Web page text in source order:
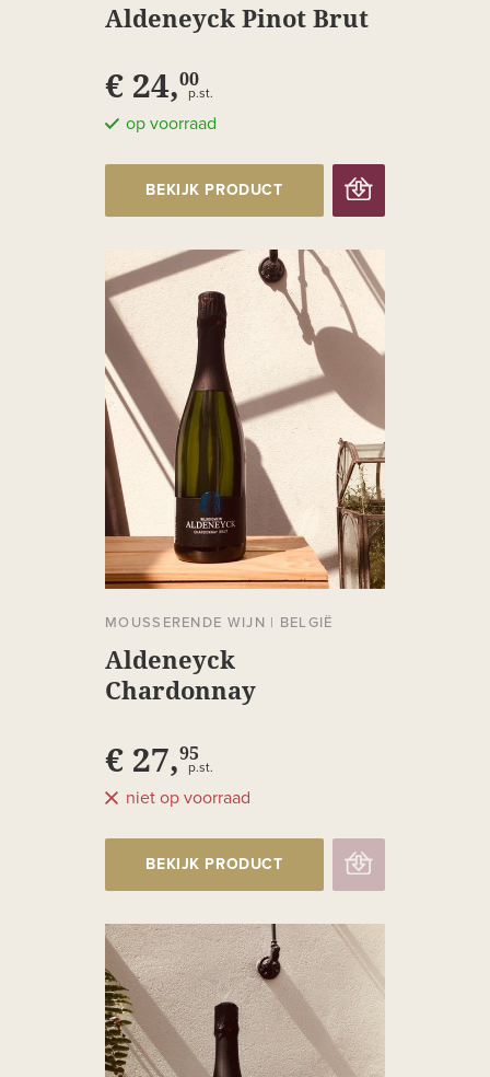
Aldeneyck Pinot Brut
€ 24,00
p.st.
op voorraad
BEKIJK PRODUCT
MOUSSERENDE WIJN | BELGIË
Aldeneyck
Chardonnay
€ 27,95
p.st.
niet op voorraad
BEKIJK PRODUCT